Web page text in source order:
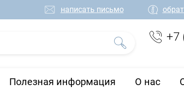
написать письмо
+7
Полезная информация О нас